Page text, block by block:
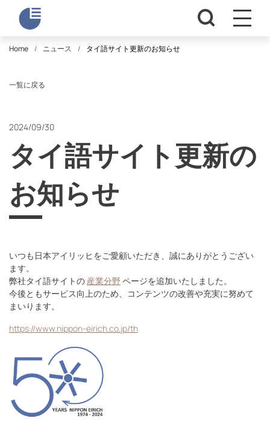
Home ニュース タイ語サイト更新のお知らせ
一覧に戻る
2024/09/30
タイ語サイト更新の
お知らせ
いつも日本アイリッヒをご愛顧いただき、誠にありがとうござい
ます。
弊社タイ語サイトの 産業分野 ページを追加いたしました。
今後ともサービス向上のため、コンテンツの改善や充実に努めて
まいります。
https://www.nippon-eirich.co.jp/th